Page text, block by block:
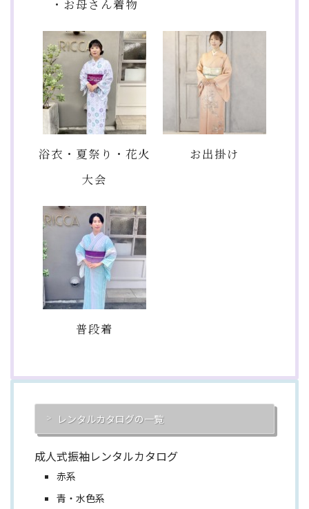
・お母さん着物
浴衣・夏祭り・花火
大会
お出掛け
普段着
レンタルカタログの一覧
成人式振袖レンタルカタログ
赤系
青・水色系